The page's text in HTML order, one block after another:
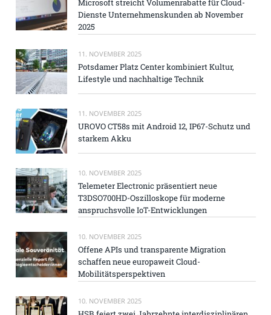
Microsoft streicht Volumenrabatte für Cloud-
Dienste Unternehmenskunden ab November
2025
11. NOVEMBER 2025
Potsdamer Platz Center kombiniert Kultur,
Lifestyle und nachhaltige Technik
11. NOVEMBER 2025
UROVO CT58s mit Android 12, IP67-Schutz und
starkem Akku
10. NOVEMBER 2025
Telemeter Electronic präsentiert neue
T3DSO700HD-Oszilloskope für moderne
anspruchsvolle IoT-Entwicklungen
10. NOVEMBER 2025
Offene APIs und transparente Migration
schaffen neue europaweit Cloud-
Mobilitätsperspektiven
10. NOVEMBER 2025